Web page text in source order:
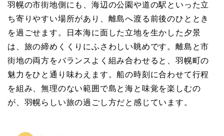
羽幌の市街地側にも、海辺の公園や道の駅といった立
ち寄りやすい場所があり、離島へ渡る前後のひととき
を過ごせます。日本海に面した立地を生かした夕景
は、旅の締めくくりにふさわしい眺めです。離島と市
街地の両方をバランスよく組み合わせると、羽幌町の
魅力をひと通り味わえます。船の時刻に合わせて行程
を組み、無理のない範囲で島と海と味覚を楽しむの
が、羽幌らしい旅の過ごし方だと感じています。